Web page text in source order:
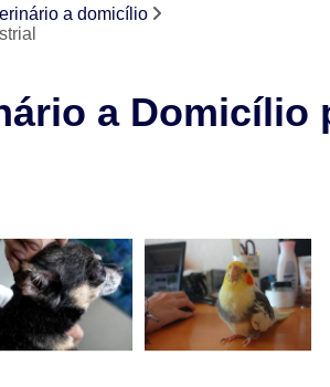
Check-up Veterinário em Cachorro
Cirurgia em Animais Campinas
Cirurgia em Animais São Paulo
Cirurgia para Cachorros de
Cirurgia de Castração de Cachorro
Cirurgia de Catarata em Cachorro
a domicílio
a Domicílio